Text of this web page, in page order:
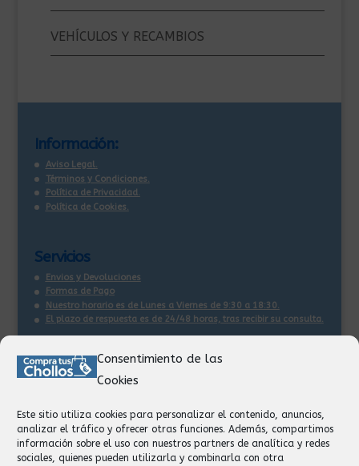
Consentimiento de las
Cookies
Este sitio utiliza cookies para personalizar el contenido, anuncios,
analizar el tráfico y ofrecer otras funciones. Además, compartimos
información sobre el uso con nuestros partners de analítica y redes
sociales, quienes pueden utilizarla y combinarla con otra
VEHÍCULOS Y RECAMBIOS
Información:
Aviso Legal.
Términos y Condiciones.
Política de Privacidad.
Política de Cookies.
Servicios
Envios y Devoluciones
Formas de Pago
Nuestro horario es de Lunes a Viernes de 9:30 a 18:30.
El plazo de respuesta es de 24/48 horas, tras recibir su consulta.
Contacto:
Facturación
Devoluciones
Privacidad